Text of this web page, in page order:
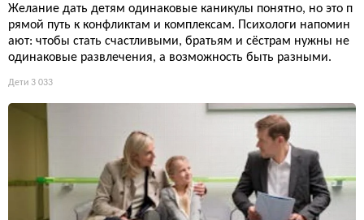
Желание дать детям одинаковые каникулы понятно, но это п
рямой путь к конфликтам и комплексам. Психологи напомин
ают: чтобы стать счастливыми, братьям и сёстрам нужны не
одинаковые развлечения, а возможность быть разными.
Дети 3 033